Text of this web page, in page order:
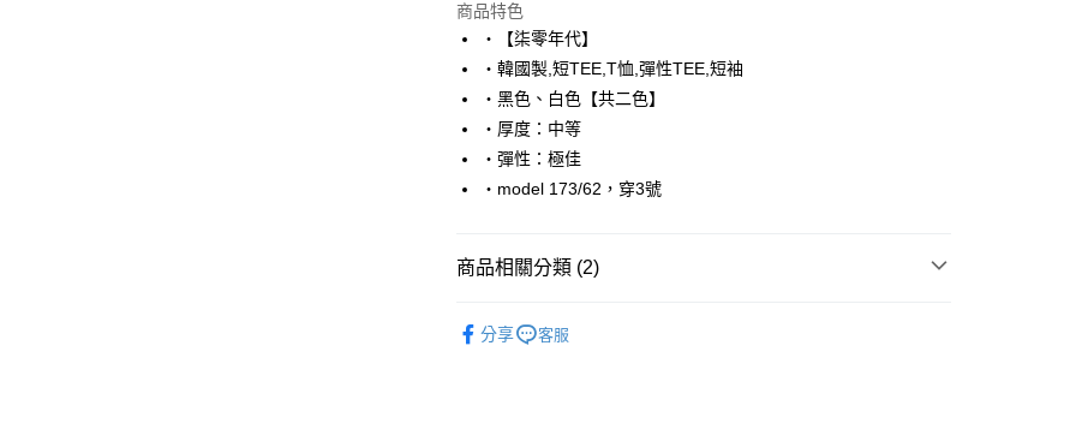
LINE Pay
Apple Pay
街口支付
悠遊付
AFTEE先享後付
相關說明
AFTEE先享後付是「在收到商品之後才付款」的支付方式。 讓您購物簡單
便利好安心！
ATM付款
商品特色
‧【柒零年代】
‧韓國製,短TEE,T恤,彈性TEE,短袖
‧黑色、白色【共二色】
‧厚度：中等
‧彈性：極佳
‧model 173/62，穿3號
商品相關分類 (2)
分享 客服